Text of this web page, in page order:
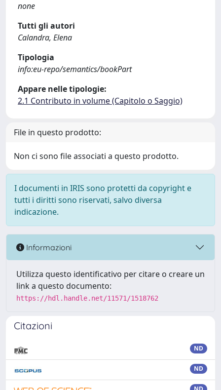
none
Tutti gli autori
Calandra, Elena
Tipologia
info:eu-repo/semantics/bookPart
Appare nelle tipologie:
2.1 Contributo in volume (Capitolo o Saggio)
File in questo prodotto:
Non ci sono file associati a questo prodotto.
I documenti in IRIS sono protetti da copyright e
tutti i diritti sono riservati, salvo diversa
indicazione.
Informazioni
Utilizza questo identificativo per citare o creare un
link a questo documento:
https://hdl.handle.net/11571/1518762
Citazioni
ND
ND